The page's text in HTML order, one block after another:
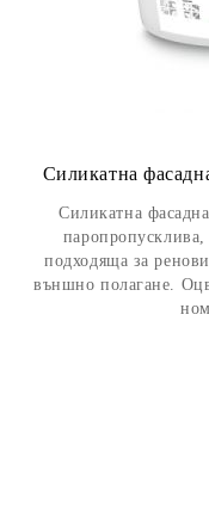
Силикатна
Силикатна
подходяща за
външно полагане.